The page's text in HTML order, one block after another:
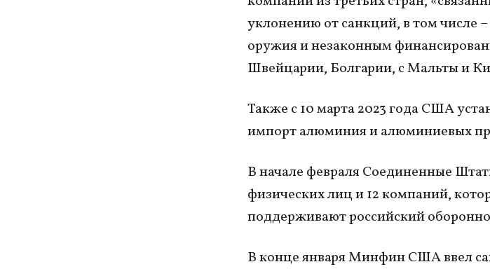
уклонению от санкций, в том числе
оружия и незаконным
Швейцарии, Болгарии, с Мальты и
Также с 10 марта 2023 года США
импорт алюминия и алюминиевых
В начале февраля Соединенные
физических лиц и 12 компаний,
поддерживают российский
В конце января Минфин США ввел